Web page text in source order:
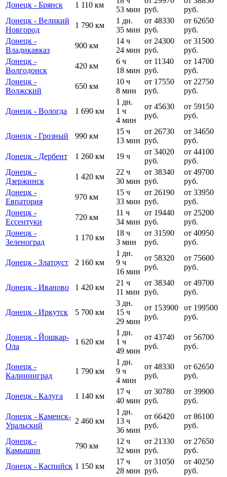
Донецк - Брянск
1 110 км
53 мин руб.
руб.
Донецк - Великий
Новгород
1 790 км
1 дн.
35 мин
от 48330
руб.
от 62650
руб.
Донецк -
Владикавказ
900 км
14 ч
24 мин
от 24300
руб.
от 31500
руб.
Донецк -
Волгодонск
420 км
6 ч
18 мин
от 11340
руб.
от 14700
руб.
Донецк -
Волжский
650 км
10 ч
8 мин
от 17550
руб.
от 22750
руб.
Донецк - Вологда 1 690 км
1 дн.
1 ч
4 мин
от 45630
руб.
от 59150
руб.
Донецк - Грозный 990 км
15 ч
13 мин
от 26730
руб.
от 34650
руб.
Донецк - Дербент
1 260 км 19 ч
от 34020
руб.
от 44100
руб.
Донецк -
Дзержинск
1 420 км
22 ч
30 мин
от 38340
руб.
от 49700
руб.
Донецк -
Евпатория
970 км
15 ч
33 мин
от 26190
руб.
от 33950
руб.
Донецк -
Ессентуки
720 км
11 ч
34 мин
от 19440
руб.
от 25200
руб.
Донецк -
Зеленоград
1 170 км
18 ч
3 мин
от 31590
руб.
от 40950
руб.
Донецк - Златоуст 2 160 км
1 дн.
9 ч
16 мин
от 58320
руб.
от 75600
руб.
Донецк - Иваново 1 420 км
21 ч
11 мин
от 38340
руб.
от 49700
руб.
Донецк - Иркутск 5 700 км
3 дн.
15 ч
29 мин
от 153900
руб.
от 199500
руб.
Донецк - Йошкар-
Ола
1 620 км
1 дн.
1 ч
49 мин
от 43740
руб.
от 56700
руб.
Донецк -
Калининград
1 790 км
1 дн.
9 ч
4 мин
от 48330
руб.
от 62650
руб.
Донецк - Калуга 1 140 км
17 ч
40 мин
от 30780
руб.
от 39900
руб.
Донецк - Каменск-
Уральский
2 460 км
1 дн.
13 ч
36 мин
от 66420
руб.
от 86100
руб.
Донецк -
Камышин
790 км
12 ч
32 мин
от 21330
руб.
от 27650
руб.
Донецк - Каспийск 1 150 км
17 ч
28 мин
от 31050
руб.
от 40250
руб.